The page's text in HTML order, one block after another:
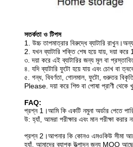
সতর্কতা ও টিপস
1. উচ্চ তাপমাত্রার বিরুদ্ধে ব্যাটারি
2. যখন ব্যাটারি শক্তি শেষ হয়ে যায়, দয়া করে
৩. দয়া করে এই ব্যাটারির জন্য মূল বা
৪. যদি ব্যাটারি ফুটো হয়ে যায় এবং চোখ বা
৫. গন্ধ, বিবর্ণতা, গোলমাল, ফুটো, গুরুতর বিকৃতি
Please. দয়া করে শিশু বা পোষা প্রাণী থেকে
FAQ:
প্রশ্ন 1।আমি কি একটি নমুনা অর্ডার পেতে
উ: হ্যাঁ, আমরা পরীক্ষার এবং মান পরীক্ষা
প্রশ্ন 2।আপনার কি কোনও এমওকিউ সীমা
হ্যাঁ, আমাদের ব্যাপক উত্পাদন জন্য MOQ